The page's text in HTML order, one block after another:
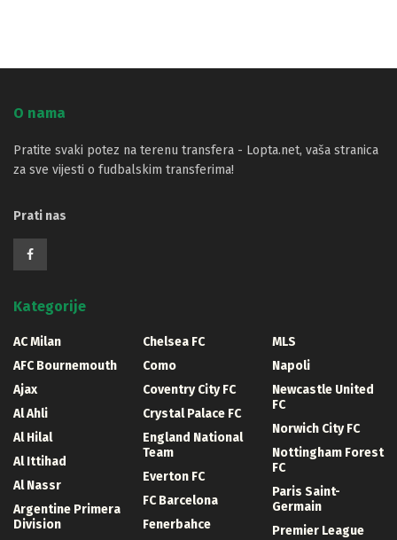
O nama
Pratite svaki potez na terenu transfera - Lopta.net, vaša stranica
za sve vijesti o fudbalskim transferima!
Prati nas
Kategorije
AC Milan
AFC Bournemouth
Ajax
Al Ahli
Al Hilal
Al Ittihad
Al Nassr
Argentine Primera
Division
Chelsea FC
Como
Coventry City FC
Crystal Palace FC
England National
Team
Everton FC
FC Barcelona
Fenerbahce
MLS
Napoli
Newcastle United
FC
Norwich City FC
Nottingham Forest
FC
Paris Saint-
Germain
Premier League